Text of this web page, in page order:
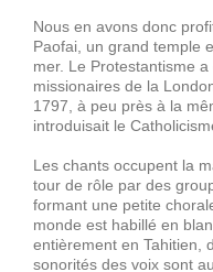
Nous en avons donc
Paofai, un grand temple
mer. Le Protestantisme
missionaires de la
1797, à peu près à la
introduisait le
Les chants occupent la
tour de rôle par des
formant une petite
monde est habillé en
entièrement en Tahitien,
sonorités des voix sont